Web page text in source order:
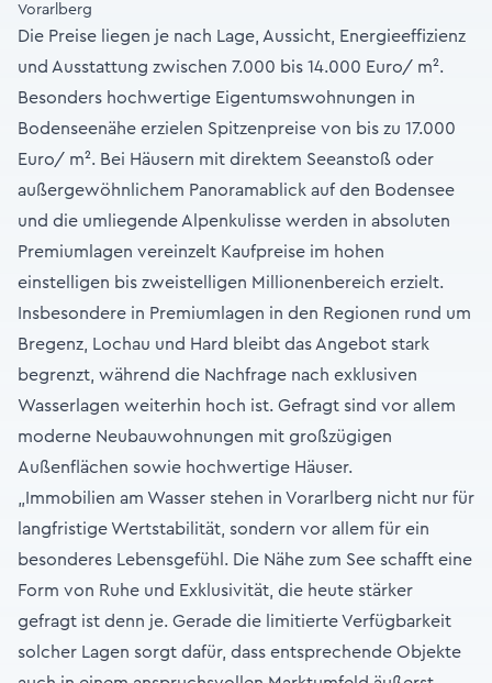
Vorarlberg
Die Preise liegen je nach Lage, Aussicht, Energieeffizienz
und Ausstattung zwischen 7.000 bis 14.000 Euro/ m².
Besonders hochwertige Eigentumswohnungen in
Bodenseenähe erzielen Spitzenpreise von bis zu 17.000
Euro/ m². Bei Häusern mit direktem Seeanstoß oder
außergewöhnlichem Panoramablick auf den Bodensee
und die umliegende Alpenkulisse werden in absoluten
Premiumlagen vereinzelt Kaufpreise im hohen
einstelligen bis zweistelligen Millionenbereich erzielt.
Insbesondere in Premiumlagen in den Regionen rund um
Bregenz, Lochau und Hard bleibt das Angebot stark
begrenzt, während die Nachfrage nach exklusiven
Wasserlagen weiterhin hoch ist. Gefragt sind vor allem
moderne Neubauwohnungen mit großzügigen
Außenflächen sowie hochwertige Häuser.
„Immobilien am Wasser stehen in Vorarlberg nicht nur für
langfristige Wertstabilität, sondern vor allem für ein
besonderes Lebensgefühl. Die Nähe zum See schafft eine
Form von Ruhe und Exklusivität, die heute stärker
gefragt ist denn je. Gerade die limitierte Verfügbarkeit
solcher Lagen sorgt dafür, dass entsprechende Objekte